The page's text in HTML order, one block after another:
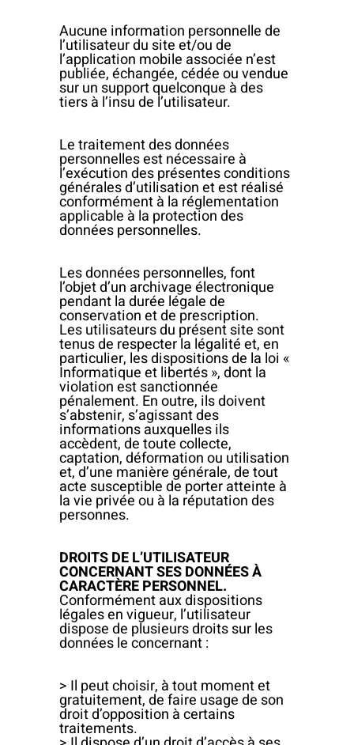
Aucune information personnelle de
l’utilisateur du site et/ou de
l’application mobile associée n’est
publiée, échangée, cédée ou vendue
sur un support quelconque à des
tiers à l’insu de l’utilisateur.
Le traitement des données
personnelles est nécessaire à
l’exécution des présentes conditions
générales d’utilisation et est réalisé
conformément à la réglementation
applicable à la protection des
données personnelles.
Les données personnelles, font
l’objet d’un archivage électronique
pendant la durée légale de
conservation et de prescription.
Les utilisateurs du présent site sont
tenus de respecter la légalité et, en
particulier, les dispositions de la loi «
Informatique et libertés », dont la
violation est sanctionnée
pénalement. En outre, ils doivent
s’abstenir, s’agissant des
informations auxquelles ils
accèdent, de toute collecte,
captation, déformation ou utilisation
et, d’une manière générale, de tout
acte susceptible de porter atteinte à
la vie privée ou à la réputation des
personnes.
DROITS DE L’UTILISATEUR
CONCERNANT SES DONNÉES À
CARACTÈRE PERSONNEL.
Conformément aux dispositions
légales en vigueur, l’utilisateur
dispose de plusieurs droits sur les
données le concernant :
> Il peut choisir, à tout moment et
gratuitement, de faire usage de son
droit d’opposition à certains
traitements.